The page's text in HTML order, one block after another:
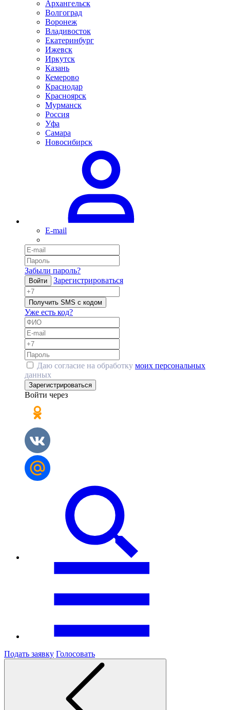
Архангельск
Волгоград
Воронеж
Владивосток
Екатеринбург
Ижевск
Иркутск
Казань
Кемерово
Краснодар
Красноярск
Мурманск
Россия
Уфа
Самара
Новосибирск
E-mail
Забыли пароль?
Войти Зарегистрироваться
Получить SMS с кодом
Уже есть код?
Даю согласие на обработку моих персональных
данных
Зарегистрироваться
Войти через
Подать заявку Голосовать